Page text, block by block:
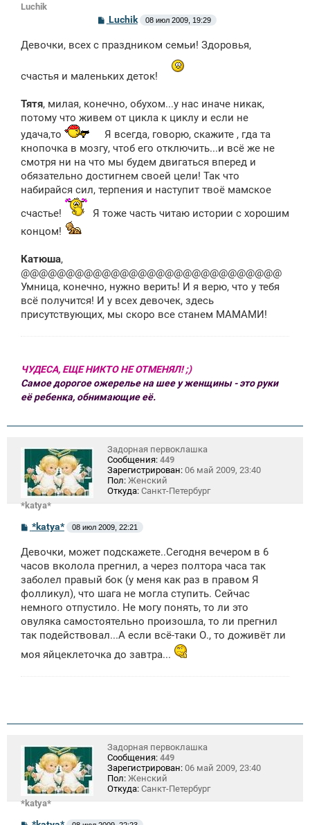
Luchik
С
о
б
н
Luchik 08 июл 2009, 19:29
Девочки, всех с праздником семьи! Здоровья,
счастья и маленьких деток!
Тятя, милая, конечно, обухом...у нас иначе никак,
потому что живем от цикла к циклу и если не
удача,то
Я всегда, говорю, скажите , гда та
кнопочка в мозгу, чтоб его отключить...и всё же не
смотря ни на что мы будем двигаться вперед и
обязательно достигнем своей цели! Так что
набирайся сил, терпения и наступит твоё мамское
счастье!
Я тоже часть читаю истории с хорошим
концом!
Катюша,
@@@@@@@@@@@@@@@@@@@@@@@@@@@@@
Умница, конечно, нужно верить! И я верю, что у тебя
всё получится! И у всех девочек, здесь
присутствующих, мы скоро все станем МАМАМИ!
ЧУДЕСА, ЕЩЕ НИКТО НЕ ОТМЕНЯЛ! ;)
Самое дорогое ожерелье на шее у женщины - это руки
её ребенка, обнимающие её.
*katya*
Задорная первоклашка
Сообщения: 449
Зарегистрирован: 06 май 2009, 23:40
Пол: Женский
Откуда: Санкт-Петербург
С
о
б
щ
н
и
*katya* 08 июл 2009, 22:21
Девочки, может подскажете..Сегодня вечером в 6
часов вколола прегнил, а через полтора часа так
заболел правый бок (у меня как раз в правом Я
фолликул), что шага не могла ступить. Сейчас
немного отпустило. Не могу понять, то ли это
овуляка самостоятельно произошла, то ли прегнил
так подействовал...А если всё-таки О., то доживёт ли
моя яйцеклеточка до завтра...
*katya*
Задорная первоклашка
Сообщения: 449
Зарегистрирован: 06 май 2009, 23:40
Пол: Женский
Откуда: Санкт-Петербург